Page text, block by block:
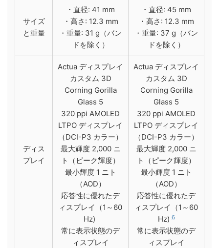
サイズ
と​重量
・直径: 41 mm
・高さ: 12.3 mm
・​重量: 31 g（バン
ドを除く）
・直径: 45 mm
・高さ: 12.3 mm
・​重量: 37 g（バン
ドを除く）
ディス
プレイ
Actua ディスプレイ
カスタム 3D
Corning Gorilla
Glass 5
320 ppi AMOLED
LTPO ディスプレイ
（DCI-P3 カラー）
最大輝度 2,000 ニ
ト（ピーク輝度）
最小輝度 1 ニト
（AOD）
応答性に優れたデ
ィスプレイ（1～60
Hz)
常に表示状態のデ
ィスプレイ
Actua ディスプレイ
カスタム 3D
Corning Gorilla
Glass 5
320 ppi AMOLED
LTPO ディスプレイ
（DCI-P3 カラー）
最大輝度 2,000 ニ
ト（ピーク輝度）
最小輝度 1 ニト
（AOD）
応答性に優れたデ
ィスプレイ（1～60
Hz)6
常に表示状態のデ
ィスプレイ